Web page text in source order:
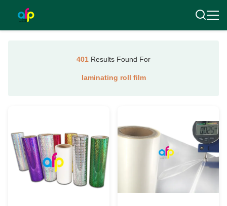
401 Results Found For
laminating roll film